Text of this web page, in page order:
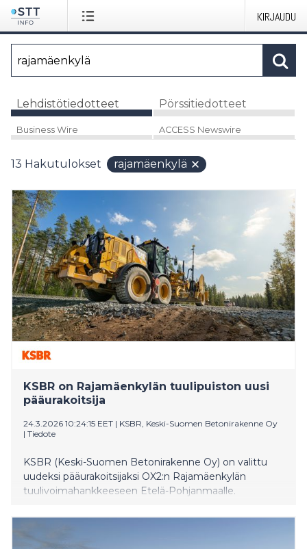
KIRJAUDU
Lehdistötiedotteet Pörssitiedotteet
Business Wire ACCESS Newswire
13 Hakutulokset rajamäenkylä
KSBR on Rajamäenkylän tuulipuiston uusi
pääurakoitsija
24.3.2026 10:24:15 EET | KSBR, Keski-Suomen Betonirakenne Oy
| Tiedote
KSBR (Keski-Suomen Betonirakenne Oy) on valittu
uudeksi pääurakoitsijaksi OX2:n Rajamäenkylän
tuulivoimahankkeeseen Etelä-Pohjanmaalle.